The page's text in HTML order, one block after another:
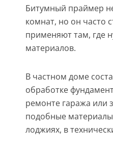
Битумный праймер
комнат, но он часто
применяют там, где
материалов.
В частном доме
обработке
ремонте гаража или
подобные
лоджиях, в